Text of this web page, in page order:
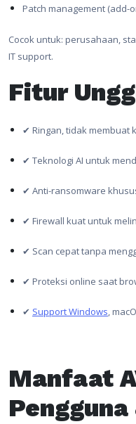
Patch management (add-
Cocok untuk: perusahaan,
IT support.
Fitur
✔ Ringan, tidak membuat
✔ Teknologi AI untuk
✔ Anti-ransomware
✔ Firewall kuat untuk
✔ Scan cepat tanpa
✔ Proteksi online saat
✔ Support Windows,
Manfaat